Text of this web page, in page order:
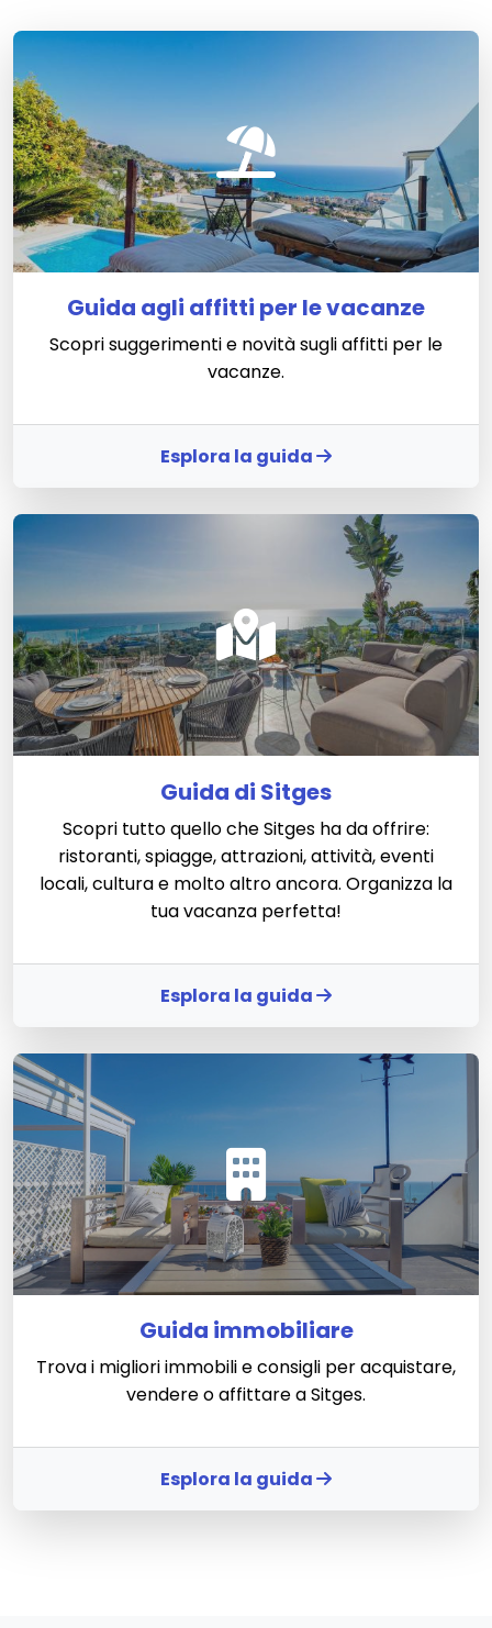
Guida agli affitti per le vacanze
Scopri suggerimenti e novità sugli affitti per le
vacanze.
Esplora la guida
Guida di Sitges
Scopri tutto quello che Sitges ha da offrire:
ristoranti, spiagge, attrazioni, attività, eventi
locali, cultura e molto altro ancora. Organizza la
tua vacanza perfetta!
Esplora la guida
Guida immobiliare
Trova i migliori immobili e consigli per acquistare,
vendere o affittare a Sitges.
Esplora la guida